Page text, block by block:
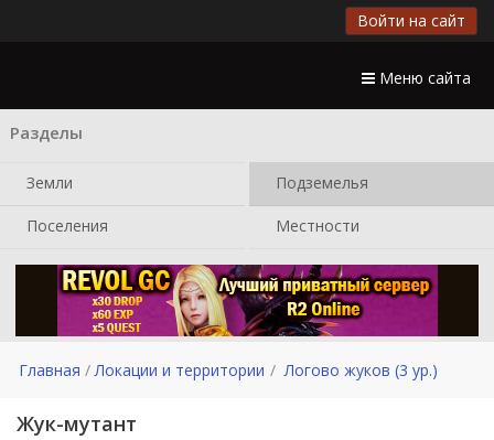
Войти на сайт
Меню сайта
Разделы
Земли Подземелья
Поселения Местности
Главная Локации и территории Логово жуков (3 ур.)
Жук-мутант